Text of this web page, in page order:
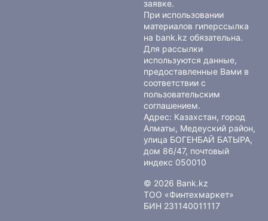
заявке.
При использовании
материалов гиперссылка
на bank.kz обязательна.
Для рассылки
используются данные,
предоставленные Вами в
соответствии с
пользовательским
соглашением.
Адрес: Казахстан, город
Алматы, Медеуский район,
улица БОГЕНБАЙ БАТЫРА,
дом 86/47, почтовый
индекс 050010
© 2026 Bank.kz
ТОО «Финтехмаркет»
БИН 231140011117